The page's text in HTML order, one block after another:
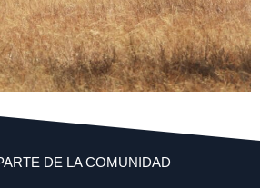
DE LA COMUNIDAD